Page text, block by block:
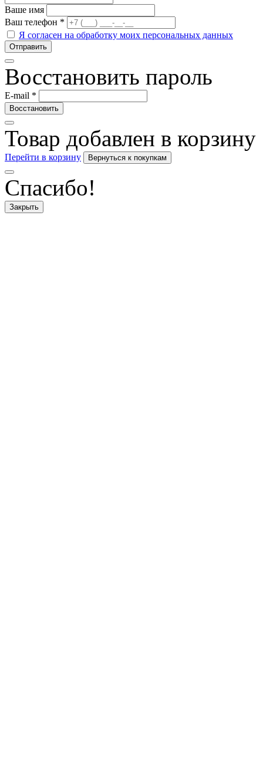
Ваше имя
Ваш телефон *
Я согласен на обработку моих персональных данных
Восстановить пароль
E-mail *
Товар добавлен в корзину
Перейти в корзину
Спасибо!